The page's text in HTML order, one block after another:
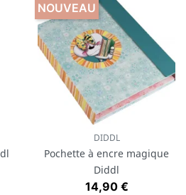
DIDDL
Pochette à encre magique
Diddl
Prix
14,90 €
NOUVEAU